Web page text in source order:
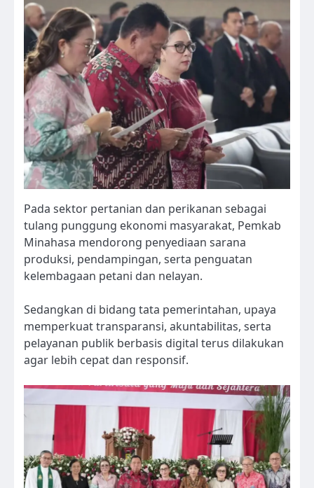
Pada sektor pertanian dan perikanan sebagai
tulang punggung ekonomi masyarakat, Pemkab
Minahasa mendorong penyediaan sarana
produksi, pendampingan, serta penguatan
kelembagaan petani dan nelayan.
Sedangkan di bidang tata pemerintahan, upaya
memperkuat transparansi, akuntabilitas, serta
pelayanan publik berbasis digital terus dilakukan
agar lebih cepat dan responsif.